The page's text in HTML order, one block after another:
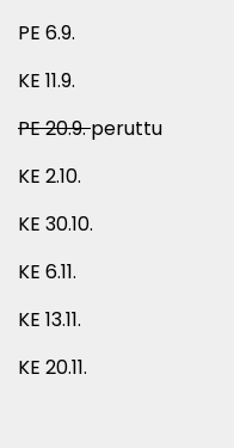
PE 6.9.
KE 11.9.
PE 20.9.peruttu
KE 2.10.
KE 30.10.
KE 6.11.
KE 13.11.
KE 20.11.